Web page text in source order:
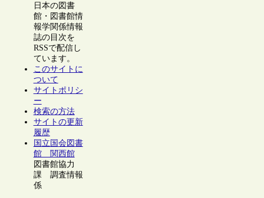
日本の図書
館・図書館情
報学関係情報
誌の目次を
RSSで配信し
ています。
このサイトに
ついて
サイトポリシ
ー
検索の方法
サイトの更新
履歴
国立国会図書
館 関西館
図書館協力
課 調査情報
係